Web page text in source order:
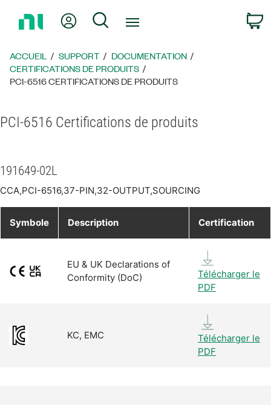
page
d’accueil
Mon compteRechercher
ACCUEIL SUPPORT
DOCUMENTATION
CERTIFICATIONS DE PRODUITS
PCI-6516 CERTIFICATIONS DE PRODUITS
PCI-6516 Certifications de produits
191649-02L
CCA,PCI-6516,37-PIN,32-OUTPUT,SOURCING
Symbole Description Certification
EU & UK Declarations of
Conformity (DoC)
Télécharger le
PDF
KC, EMC
Télécharger le
PDF